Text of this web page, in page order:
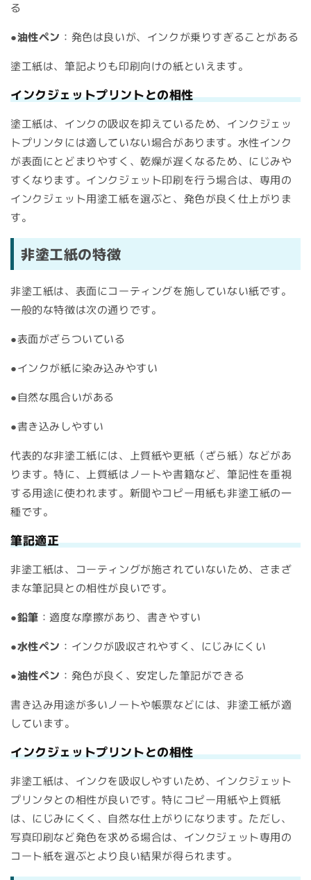
る
●油性ペン ：発色は良いが、インクが乗りすぎることがある
塗工紙は、筆記よりも印刷向けの紙といえます。
インクジェットプリントとの相性
塗工紙は、インクの吸収を抑えているため、インクジェッ
トプリンタには適していない場合があります。水性インク
が表面にとどまりやすく、乾燥が遅くなるため、にじみや
すくなります。インクジェット印刷を行う場合は、専用の
インクジェット用塗工紙を選ぶと、発色が良く仕上がりま
す。
非塗工紙の特徴
非塗工紙は、表面にコーティングを施していない紙です。
一般的な特徴は次の通りです。
●表面がざらついている
●インクが紙に染み込みやすい
●自然な風合いがある
●書き込みしやすい
代表的な非塗工紙には、上質紙や更紙（ざら紙）などがあ
ります。特に、上質紙はノートや書籍など、筆記性を重視
する用途に使われます。新聞やコピー用紙も非塗工紙の一
種です。
筆記適正
非塗工紙は、コーティングが施されていないため、さまざ
まな筆記具との相性が良いです。
●鉛筆 ：適度な摩擦があり、書きやすい
●水性ペン ：インクが吸収されやすく、にじみにくい
●油性ペン ：発色が良く、安定した筆記ができる
書き込み用途が多いノートや帳票などには、非塗工紙が適
しています。
インクジェットプリントとの相性
非塗工紙は、インクを吸収しやすいため、インクジェット
プリンタとの相性が良いです。特にコピー用紙や上質紙
は、にじみにくく、自然な仕上がりになります。ただし、
写真印刷など発色を求める場合は、インクジェット専用の
コート紙を選ぶとより良い結果が得られます。